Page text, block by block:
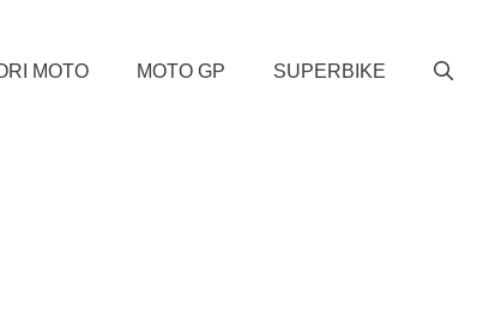
MOTO MOTO GP SUPERBIKE